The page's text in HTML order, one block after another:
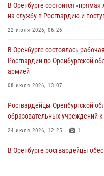
Росгвардейцы Оренбургской
образовательных учреждений
24 июля 2026, 12:25
При силовой поддержке ОМОН
проведён рейд по
23 июля 2026, 10:47
В Оренбурге состоится «прямая
на службу в Росгвардию и
22 июля 2026, 06:26
В Оренбурге состоялась
Росгвардии по Оренбургской
армией
08 июля 2026, 13:07
Росгвардейцы Оренбургской
образовательных учреждений
24 июля 2026, 12:25 1
В Оренбурге росгвардейцы